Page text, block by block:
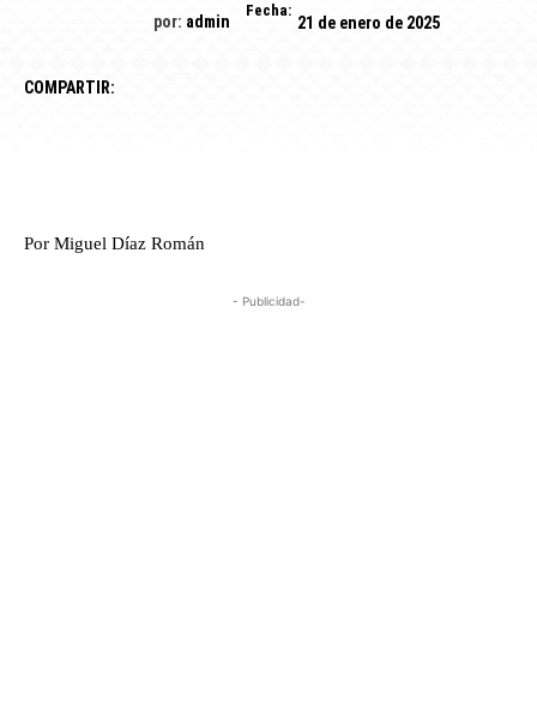
por: admin
Fecha:
21 de enero de 2025
COMPARTIR:
Por Miguel Díaz Román
- Publicidad-